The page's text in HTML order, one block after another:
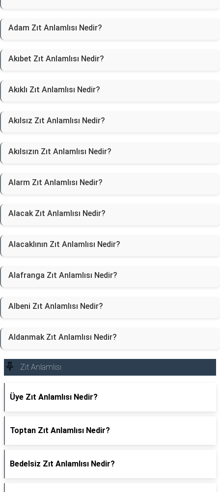
Adam Zıt Anlamlısı Nedir?
Akıbet Zıt Anlamlısı Nedir?
Akıklı Zıt Anlamlısı Nedir?
Akılsız Zıt Anlamlısı Nedir?
Akılsızın Zıt Anlamlısı Nedir?
Alarm Zıt Anlamlısı Nedir?
Alacak Zıt Anlamlısı Nedir?
Alacaklının Zıt Anlamlısı Nedir?
Alafranga Zıt Anlamlısı Nedir?
Albeni Zıt Anlamlısı Nedir?
Aldanmak Zıt Anlamlısı Nedir?
Zıt Anlamlısı
Üye Zıt Anlamlısı Nedir?
Toptan Zıt Anlamlısı Nedir?
Bedelsiz Zıt Anlamlısı Nedir?